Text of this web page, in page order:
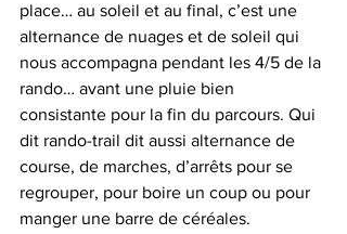
place… au soleil et au final, c’est une
alternance de nuages et de soleil qui
nous accompagna pendant les 4/5 de la
rando… avant une pluie bien
consistante pour la fin du parcours. Qui
dit rando-trail dit aussi alternance de
course, de marches, d’arrêts pour se
regrouper, pour boire un coup ou pour
manger une barre de céréales.